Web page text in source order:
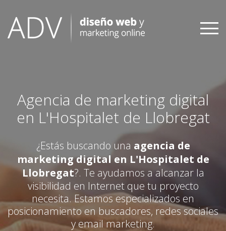
content
Agencia de marketing digital
en L'Hospitalet de Llobregat
¿Estás buscando una agencia de
marketing digital en L'Hospitalet de
Llobregat?. Te ayudamos a alcanzar la
visibilidad en Internet que tu proyecto
necesita. Estamos especializados en
posicionamiento en buscadores, redes sociales
y email marketing.